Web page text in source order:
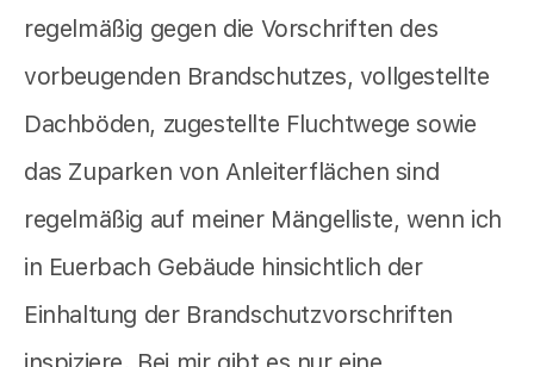
regelmäßig gegen die Vorschriften des
vorbeugenden Brandschutzes, vollgestellte
Dachböden, zugestellte Fluchtwege sowie
das Zuparken von Anleiterflächen sind
regelmäßig auf meiner Mängelliste, wenn ich
in Euerbach Gebäude hinsichtlich der
Einhaltung der Brandschutzvorschriften